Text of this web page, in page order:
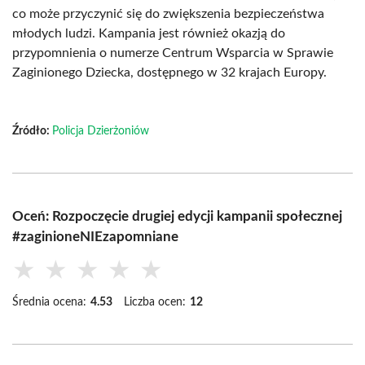
co może przyczynić się do zwiększenia bezpieczeństwa
młodych ludzi. Kampania jest również okazją do
przypomnienia o numerze Centrum Wsparcia w Sprawie
Zaginionego Dziecka, dostępnego w 32 krajach Europy.
Źródło: Policja Dzierżoniów
Oceń: Rozpoczęcie drugiej edycji kampanii społecznej
#zaginioneNIEzapomniane
★ ★ ★ ★ ★
Średnia ocena: 4.53 Liczba ocen: 12